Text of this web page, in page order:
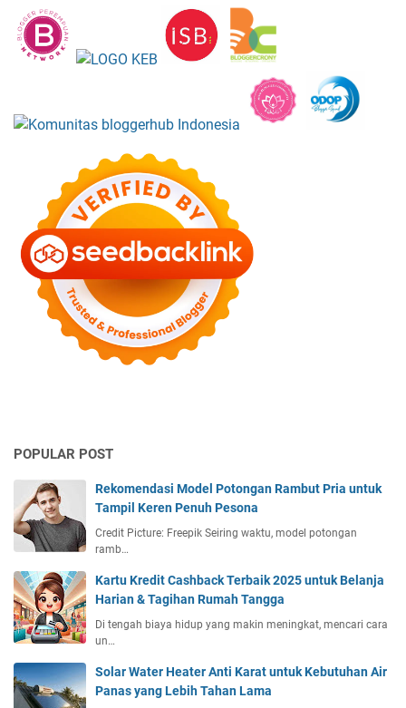
POPULAR POST
Rekomendasi Model Potongan Rambut Pria untuk
Tampil Keren Penuh Pesona
Credit Picture: Freepik Seiring waktu, model potongan
ramb…
Kartu Kredit Cashback Terbaik 2025 untuk Belanja
Harian & Tagihan Rumah Tangga
Di tengah biaya hidup yang makin meningkat, mencari cara
un…
Solar Water Heater Anti Karat untuk Kebutuhan Air
Panas yang Lebih Tahan Lama